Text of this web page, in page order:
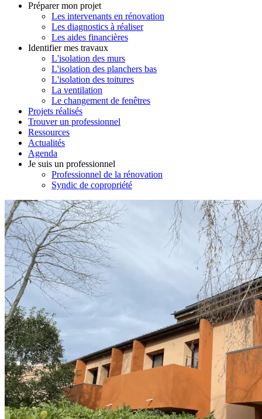
Préparer mon projet
Les intervenants en rénovation
Les diagnostics à réaliser
Les aides financières
Identifier mes travaux
L'isolation des murs
L'isolation des planchers bas
L'isolation des toitures
La ventilation
Le changement de fenêtres
Projets réalisés
Trouver un professionnel
Ressources
Actualités
Agenda
Je suis un professionnel
Professionnel de la rénovation
Syndic de copropriété